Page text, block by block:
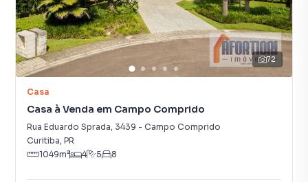
72
Casa
Casa à Venda em Campo Comprido
Rua Eduardo Sprada, 3439 - Campo Comprido
Curitiba, PR
1049m² 4 5 8